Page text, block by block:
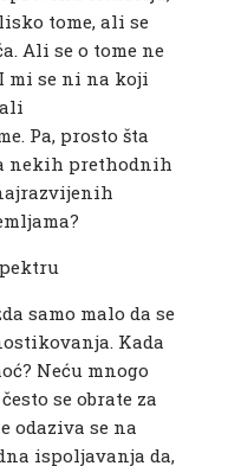
tome, ali se
Ali se o tome ne
mi se ni na koji
Pa, prosto šta
nekih prethodnih
samo malo da se
Kada
Neću mnogo
se obrate za
odaziva se na
ispoljavanja da,